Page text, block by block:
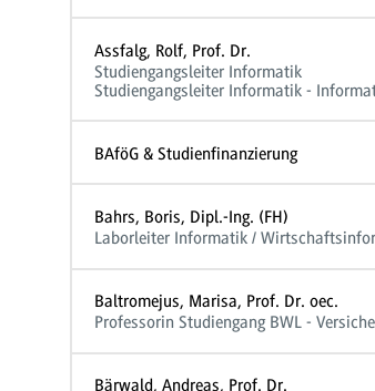
Assfalg, Rolf, Prof. Dr.
Studiengangsleiter Informatik
Studiengangsleiter Informatik -
BAföG & Studienfinanzierung
Bahrs, Boris, Dipl.-Ing. (FH)
Laborleiter Informatik /
Baltromejus, Marisa, Prof. Dr. oec.
Professorin Studiengang BWL -
Bärwald, Andreas, Prof. Dr.